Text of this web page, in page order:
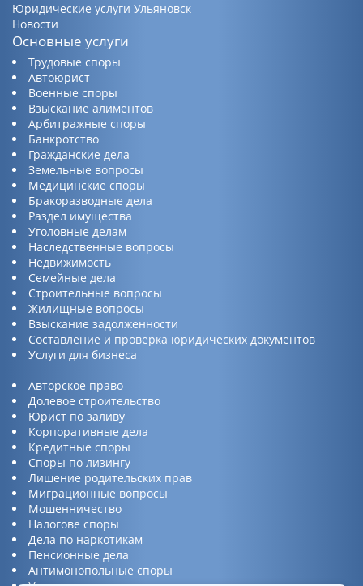
Юридические услуги Ульяновск
Новости
Основные услуги
Трудовые споры
Автоюрист
Военные споры
Взыскание алиментов
Арбитражные споры
Банкротство
Гражданские дела
Земельные вопросы
Медицинские споры
Бракоразводные дела
Раздел имущества
Уголовные делам
Наследственные вопросы
Недвижимость
Семейные дела
Строительные вопросы
Жилищные вопросы
Взыскание задолженности
Составление и проверка юридических документов
Услуги для бизнеса
Авторское право
Долевое строительство
Юрист по заливу
Корпоративные дела
Кредитные споры
Споры по лизингу
Лишение родительских прав
Миграционные вопросы
Мошенничество
Налогове споры
Дела по наркотикам
Пенсионные дела
Антимонопольные споры